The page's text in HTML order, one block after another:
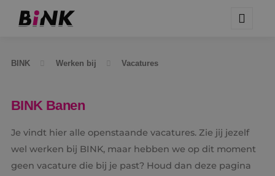
BINK Werken bij Vacatures
BINK Banen
Je vindt hier alle openstaande vacatures. Zie jij jezelf
wel werken bij BINK, maar hebben we op dit moment
geen vacature die bij je past? Houd dan deze pagina